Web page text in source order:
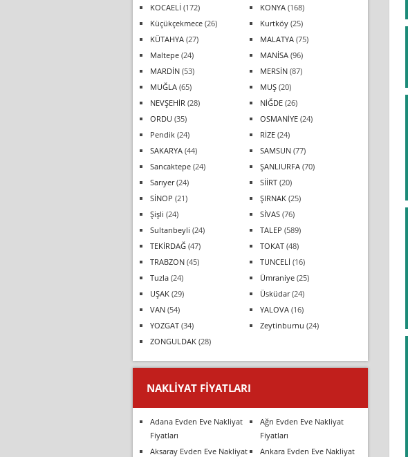
KOCAELİ (172) KONYA (168)
Küçükçekmece (26) Kurtköy (25)
KÜTAHYA (27) MALATYA (75)
Maltepe (24) MANİSA (96)
MARDİN (53) MERSİN (87)
MUĞLA (65) MUŞ (20)
NEVŞEHİR (28) NİĞDE (26)
ORDU (35) OSMANİYE (24)
Pendik (24) RİZE (24)
SAKARYA (44) SAMSUN (77)
Sancaktepe (24) ŞANLIURFA (70)
Sarıyer(24) SİİRT (20)
SİNOP (21) ŞIRNAK (25)
Şişli (24) SİVAS (76)
Sultanbeyli (24) TALEP (589)
TEKİRDAĞ (47) TOKAT (48)
TRABZON (45) TUNCELİ (16)
Tuzla (24) Ümraniye (25)
UŞAK (29) Üsküdar(24)
VAN (54) YALOVA (16)
YOZGAT (34) Zeytinburnu (24)
ZONGULDAK (28)
NAKLIYAT FIYATLARI
Adana Evden Eve Nakliyat
Fiyatları
Ağrı Evden Eve Nakliyat
Fiyatları
Aksaray Evden Eve Nakliyat
Ankara Evden Eve Nakliyat